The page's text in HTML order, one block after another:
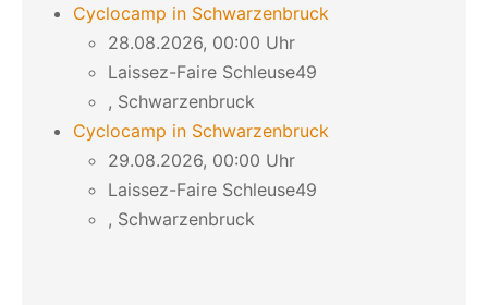
Cyclocamp in Schwarzenbruck
28.08.2026, 00:00 Uhr
Laissez-Faire Schleuse49
, Schwarzenbruck
Cyclocamp in Schwarzenbruck
29.08.2026, 00:00 Uhr
Laissez-Faire Schleuse49
, Schwarzenbruck